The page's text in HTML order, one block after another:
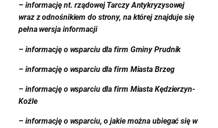
– informację nt. rządowej Tarczy Antykryzysowej
wraz z odnośnikiem do strony, na której znajduje się
pełna wersja informacji
– informację o wsparciu dla firm Gminy Prudnik
– informację o wsparciu dla firm Miasta Brzeg
– informację o wsparciu dla firm Miasta Kędzierzyn-
Koźle
– informację o wsparciu, o jakie można ubiegać się w